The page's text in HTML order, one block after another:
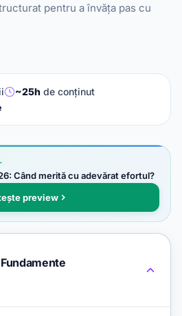
pentru a învăța pas cu
~25h de conținut
Când merită cu adevărat efortul?
preview